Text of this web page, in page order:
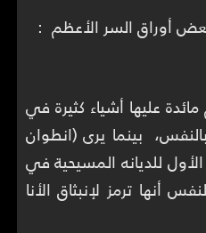
أوراق السر الأعظم :
عليها أشياء كثيرة في
بينما يرى (انطوان
للديانه المسيحية في
أنها ترمز لإنبثاق الأنا